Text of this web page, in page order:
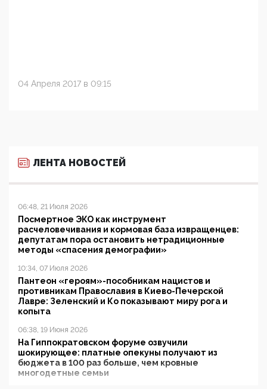
04 Апреля 2017 в 09:15
ЛЕНТА НОВОСТЕЙ
06:48, 21 Июля 2026
Посмертное ЭКО как инструмент
расчеловечивания и кормовая база извращенцев:
депутатам пора остановить нетрадиционные
методы «спасения демографии»
10:34, 07 Июля 2026
Пантеон «героям»-пособникам нацистов и
противникам Православия в Киево-Печерской
Лавре: Зеленский и Ко показывают миру рога и
копыта
06:38, 19 Июня 2026
На Гиппократовском форуме озвучили
шокирующее: платные опекуны получают из
бюджета в 100 раз больше, чем кровные
многодетные семьи